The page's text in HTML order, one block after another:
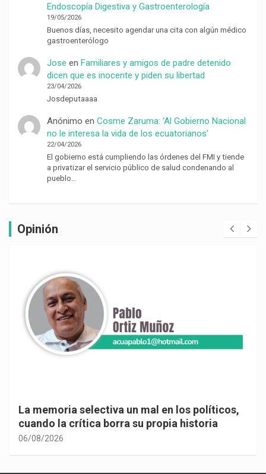
Endoscopía Digestiva y Gastroenterología
19/05/2026
Buenos días, necesito agendar una cita con algún médico
gastroenterólogo
Jose en Familiares y amigos de padre detenido
dicen que es inocente y piden su libertad
23/04/2026
Josdeputaaaa
Anónimo en Cosme Zaruma: ‘Al Gobierno Nacional
no le interesa la vida de los ecuatorianos’
22/04/2026
El gobierno está cumpliendo las órdenes del FMI y tiende
a privatizar el servicio público de salud condenando al
pueblo…
Opinión
La memoria selectiva un mal en los políticos,
cuando la crítica borra su propia historia
06/08/2026